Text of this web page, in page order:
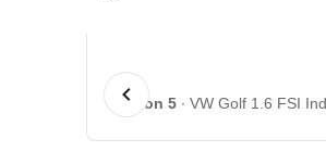
1 von 5 VW Golf 1.6 FSI